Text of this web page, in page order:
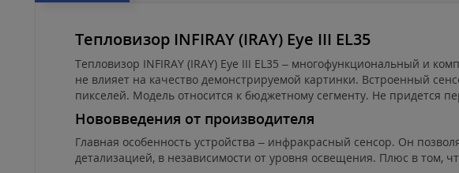
Тепловизор INFIRAY (IRAY) Eye III EL35
Тепловизор INFIRAY (IRAY) Eye III EL35 – многофункциональный и
не влияет на качество демонстрируемой картинки. Встроенный
пикселей. Модель относится к бюджетному сегменту. Не придется
Нововведения от производителя
Главная особенность устройства – инфракрасный сенсор. Он
детализацией, в независимости от уровня освещения. Плюс в том,